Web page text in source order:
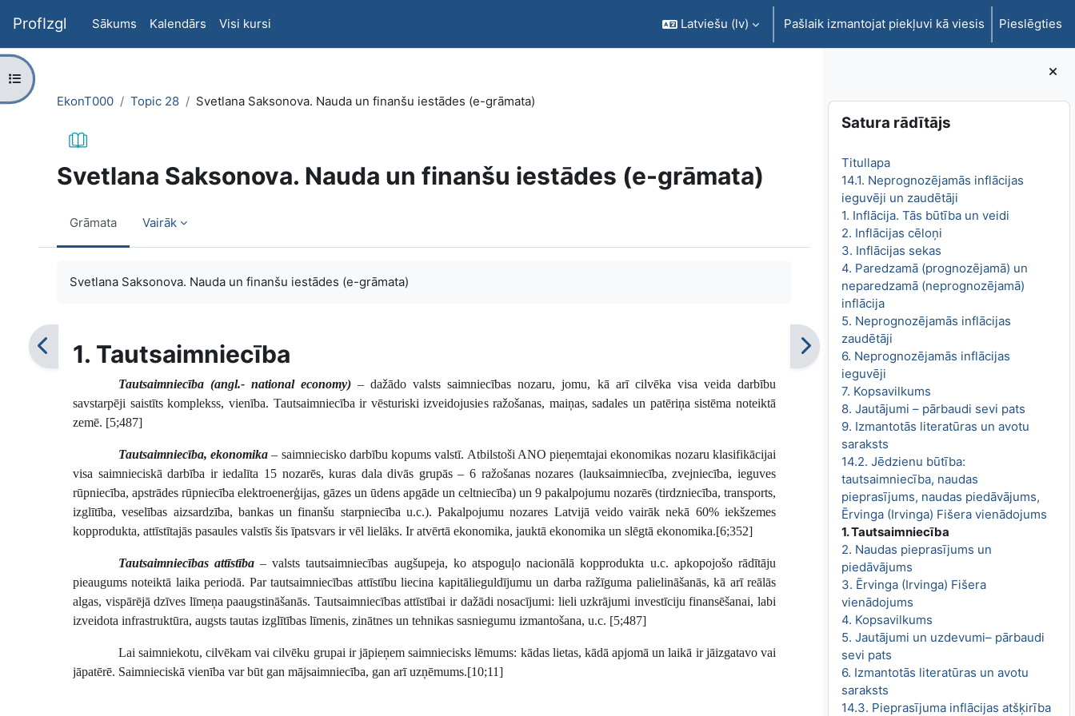
ProfIzgl Sākums Kalendārs Visi kursi Latviešu ‎(lv)‎ Pašlaik izmantojat piekļuvi kā viesis Pieslēgties
Bloki
Izlaist Satura rādītājs
Satura rādītājs
Titullapa
14.1. Neprognozējamās inflācijas
ieguvēji un zaudētāji
1. Inflācija. Tās būtība un veidi
2. Inflācijas cēloņi
3. Inflācijas sekas
4. Paredzamā (prognozējamā) un
neparedzamā (neprognozējamā)
inflācija
5. Neprognozējamās inflācijas
zaudētāji
6. Neprognozējamās inflācijas
ieguvēji
7. Kopsavilkums
8. Jautājumi – pārbaudi sevi pats
9. Izmantotās literatūras un avotu
saraksts
14.2. Jēdzienu būtība:
tautsaimniecība, naudas
pieprasījums, naudas piedāvājums,
Ērvinga (Irvinga) Fišera vienādojums
1. Tautsaimniecība
2. Naudas pieprasījums un
piedāvājums
3. Ērvinga (Irvinga) Fišera
vienādojums
4. Kopsavilkums
5. Jautājumi un uzdevumi– pārbaudi
sevi pats
6. Izmantotās literatūras un avotu
saraksts
14.3. Pieprasījuma inflācijas atšķirība
Atvērt kursu indeksu
EkonT000
Topic 28 Svetlana Saksonova. Nauda un finanšu iestādes (e-grāmata)
Svetlana Saksonova. Nauda un finanšu iestādes (e-grāmata)
Grāmata Vairāk
Svetlana Saksonova. Nauda un finanšu iestādes (e-grāmata)
1. Tautsaimniecība
Tautsaimniecība (angl.- national economy)– dažādo valsts saimniecības nozaru, jomu, kā arī cilvēka visa veida darbību
savstarpēji saistīts komplekss, vienība. Tautsaimniecība ir vēsturiski izveidojusies ražošanas, maiņas, sadales un patēriņa sistēma noteiktā
zemē. [5;487]
Tautsaimniecība, ekonomika – saimniecisko darbību kopums valstī. Atbilstoši ANO pieņemtajai ekonomikas nozaru klasifikācijai
visa saimnieciskā darbība ir iedalīta 15 nozarēs, kuras dala divās grupās – 6 ražošanas nozares (lauksaimniecība, zvejniecība, ieguves
rūpniecība, apstrādes rūpniecība elektroenerģijas, gāzes un ūdens apgāde un celtniecība) un 9 pakalpojumu nozarēs (tirdzniecība, transports,
izglītība, veselības aizsardzība, bankas un finanšu starpniecība u.c.). Pakalpojumu nozares Latvijā veido vairāk nekā 60% iekšzemes
kopprodukta, attīstītajās pasaules valstīs šis īpatsvars ir vēl lielāks. Ir atvērtā ekonomika, jauktā ekonomika un slēgtā ekonomika.[6;352]
Tautsaimniecības attīstība– valsts tautsaimniecības augšupeja, ko atspoguļo nacionālā kopprodukta u.c. apkopojošo rādītāju
pieaugums noteiktā laika periodā. Par tautsaimniecības attīstību liecina kapitālieguldījumu un darba ražīguma palielināšanās, kā arī reālās
algas, vispārējā dzīves līmeņa paaugstināšanās. Tautsaimniecības attīstībai ir dažādi nosacījumi: lieli uzkrājumi investīciju finansēšanai, labi
izveidota infrastruktūra, augsts tautas izglītības līmenis, zinātnes un tehnikas sasniegumu izmantošana, u.c. [5;487]
Lai saimniekotu, cilvēkam vai cilvēku grupai ir jāpieņem saimniecisks lēmums: kādas lietas, kādā apjomā un laikā ir jāizgatavo vai
jāpatērē. Saimnieciskā vienība var būt gan mājsaimniecība, gan arī uzņēmums.[10;11]